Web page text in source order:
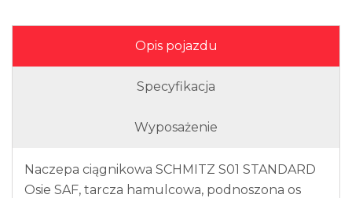
Opis pojazdu
Specyfikacja
Wyposażenie
Naczepa ciągnikowa SCHMITZ S01 STANDARD
Osie SAF, tarcza hamulcowa, podnoszona os